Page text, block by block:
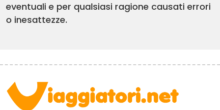
eventuali e per qualsiasi ragione causati errori
o inesattezze.